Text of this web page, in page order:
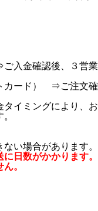
入金確認後、３営業
カード） ⇒ご注文確
イミングにより、お
い場合があります。
日数がかかります。
。